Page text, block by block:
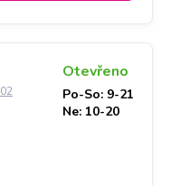
Otevřeno
Po-So: 9-21
Ne: 10-20